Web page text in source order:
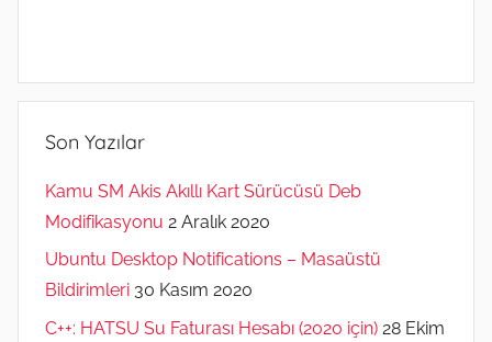
Son Yazılar
Kamu SM Akis Akıllı Kart Sürücüsü Deb
Modifikasyonu 2 Aralık 2020
Ubuntu Desktop Notifications – Masaüstü
Bildirimleri 30 Kasım 2020
C++: HATSU Su Faturası Hesabı (2020 için) 28 Ekim